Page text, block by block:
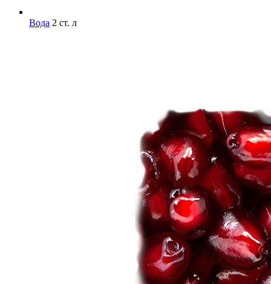
Вода 2 ст. л